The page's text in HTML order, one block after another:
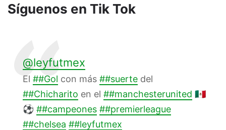
Síguenos en Tik Tok
@leyfutmex
El ##Gol con más ##suerte del
##Chicharito en el ##manchesterunited 🇲🇽
⚽ ##campeones ##premierleague
##chelsea ##leyfutmex